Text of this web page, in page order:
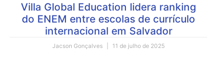
Villa Global Education lidera ranking
do ENEM entre escolas de currículo
internacional em Salvador
Jacson Gonçalves 11 de julho de 2025